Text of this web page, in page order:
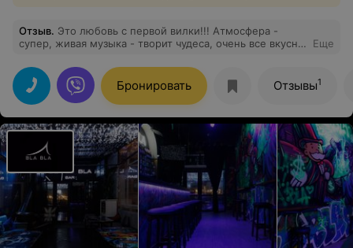
Отзыв. Это любовь с первой вилки!!! Атмосфера -
супер, живая музыка - творит чудеса, очень все вкусно,
официанту Александру, помог нам в выборе вина и
определиться с вкусной едой!!! Побольше хороших вам
гостей, обязательно ещё к вам придём!!!
Еще
Бронировать Отзывы1